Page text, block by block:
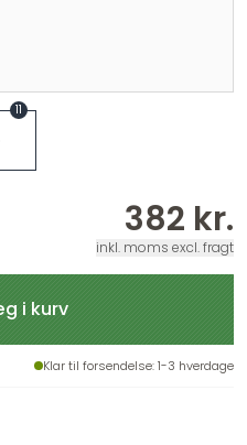
11
382 kr.
inkl. moms excl. fragt
i kurv
Klar til forsendelse: 1-3 hverdage